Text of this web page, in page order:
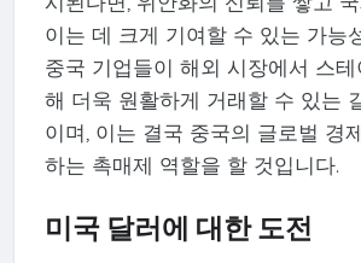
이는 데 크게 기여할 수 있는 가능
중국 기업들이 해외 시장에서 스
해 더욱 원활하게 거래할 수 있는
이며, 이는 결국 중국의 글로벌 경
하는 촉매제 역할을 할 것입니다.
미국 달러에 대한 도전